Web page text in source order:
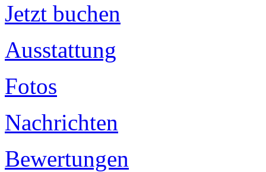
Jetzt buchen
Ausstattung
Fotos
Nachrichten
Bewertungen